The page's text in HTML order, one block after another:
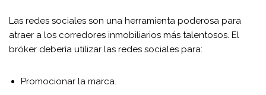
Las redes sociales son una herramienta poderosa para
atraer a los corredores inmobiliarios más talentosos. El
bróker debería utilizar las redes sociales para:
Promocionar la marca.